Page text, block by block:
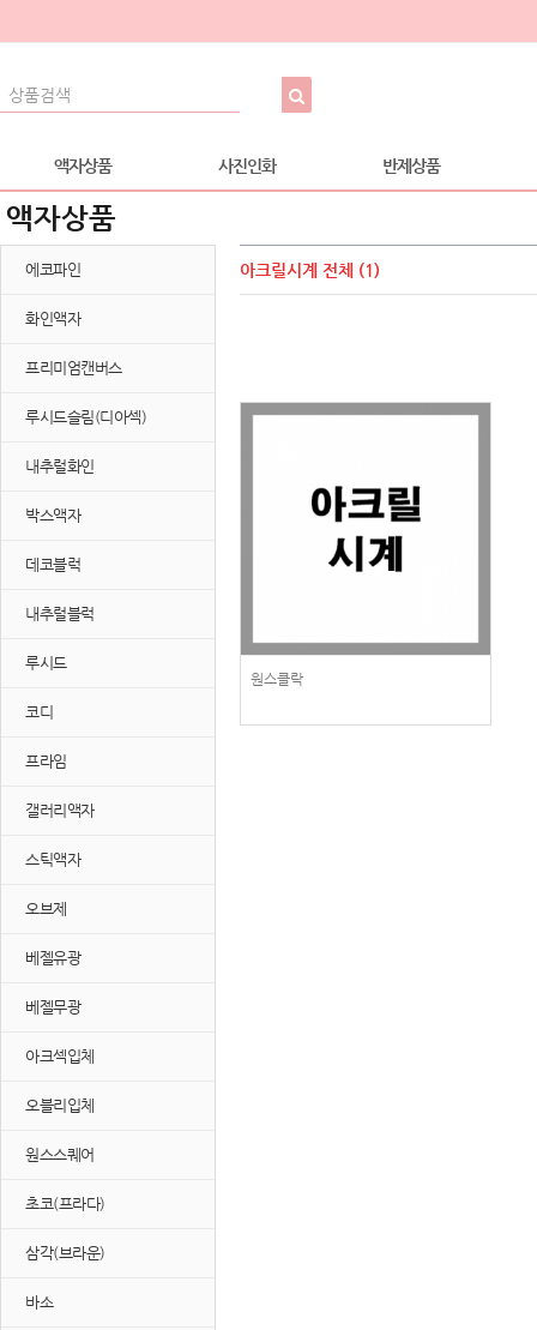
액자상품 사진인화 반제상품
액자상품
에코파인
화인액자
프리미엄캔버스
루시드슬림(디아섹)
내추럴화인
박스액자
데코블럭
내추럴블럭
루시드
코디
프라임
갤러리액자
스틱액자
오브제
베젤유광
베젤무광
아크섹입체
오블리입체
원스스퀘어
초코(프라다)
삼각(브라운)
바소
아크릴시계 전체 (1)
원스클락